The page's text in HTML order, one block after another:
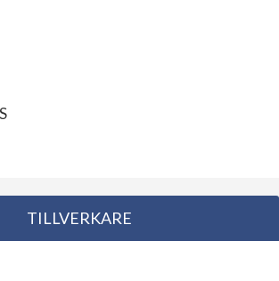
TILLVERKARE